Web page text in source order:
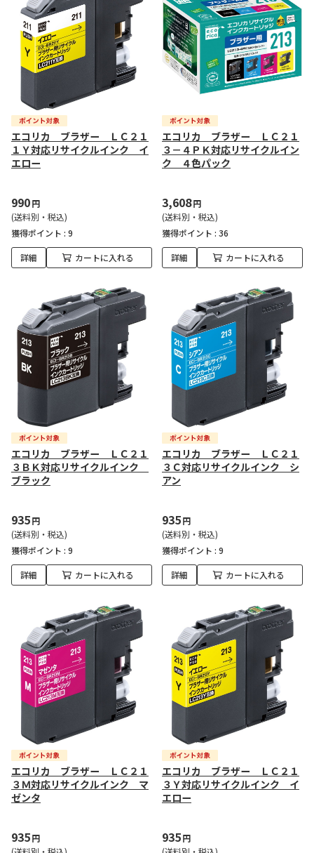
エコリカ ブラザー ＬＣ２１
１Ｙ対応リサイクルインク イ
エロー
990円
(送料別・税込)
獲得ポイント : 9
詳細 カートに入れる
エコリカ ブラザー ＬＣ２１
３－４ＰＫ対応リサイクルイン
ク ４色パック
3,608円
(送料別・税込)
獲得ポイント : 36
詳細 カートに入れる
エコリカ ブラザー ＬＣ２１
３ＢＫ対応リサイクルインク
ブラック
935円
(送料別・税込)
獲得ポイント : 9
詳細 カートに入れる
エコリカ ブラザー ＬＣ２１
３Ｃ対応リサイクルインク シ
アン
935円
(送料別・税込)
獲得ポイント : 9
詳細 カートに入れる
エコリカ ブラザー ＬＣ２１
３Ｍ対応リサイクルインク マ
ゼンタ
935円
エコリカ ブラザー ＬＣ２１
３Ｙ対応リサイクルインク イ
エロー
935円